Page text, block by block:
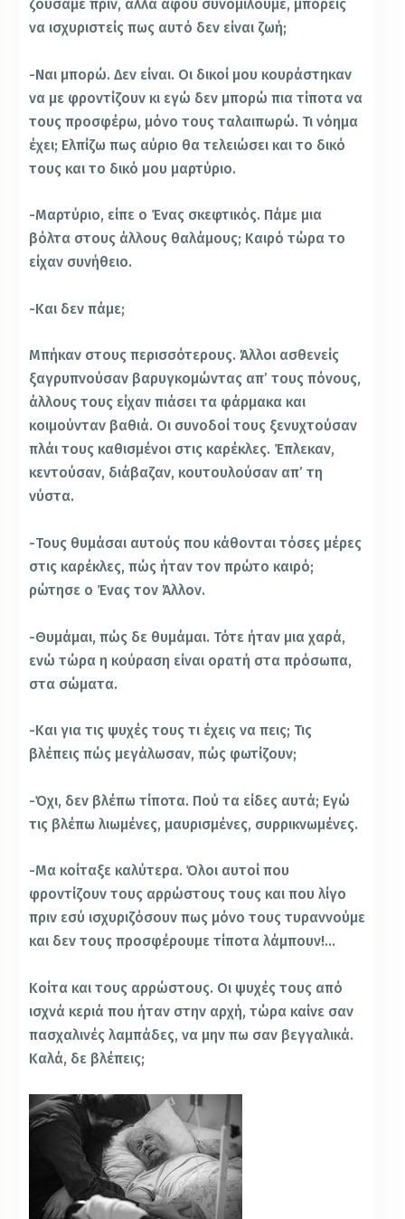
ζούσαμε πριν, αλλά αφού συνομιλούμε, μπορείς
να ισχυριστείς πως αυτό δεν είναι ζωή;
-Ναι μπορώ. Δεν είναι. Οι δικοί μου κουράστηκαν
να με φροντίζουν κι εγώ δεν μπορώ πια τίποτα να
τους προσφέρω, μόνο τους ταλαιπωρώ. Τι νόημα
έχει; Ελπίζω πως αύριο θα τελειώσει και το δικό
τους και το δικό μου μαρτύριο.
-Μαρτύριο, είπε ο Ένας σκεφτικός. Πάμε μια
βόλτα στους άλλους θαλάμους; Καιρό τώρα το
είχαν συνήθειο.
-Και δεν πάμε;
Μπήκαν στους περισσότερους. Άλλοι ασθενείς
ξαγρυπνούσαν βαρυγκομώντας απ’ τους πόνους,
άλλους τους είχαν πιάσει τα φάρμακα και
κοιμούνταν βαθιά. Οι συνοδοί τους ξενυχτούσαν
πλάι τους καθισμένοι στις καρέκλες. Έπλεκαν,
κεντούσαν, διάβαζαν, κουτουλούσαν απ’ τη
νύστα.
-Τους θυμάσαι αυτούς που κάθονται τόσες μέρες
στις καρέκλες, πώς ήταν τον πρώτο καιρό;
ρώτησε ο Ένας τον Άλλον.
-Θυμάμαι, πώς δε θυμάμαι. Τότε ήταν μια χαρά,
ενώ τώρα η κούραση είναι ορατή στα πρόσωπα,
στα σώματα.
-Και για τις ψυχές τους τι έχεις να πεις; Τις
βλέπεις πώς μεγάλωσαν, πώς φωτίζουν;
-Όχι, δεν βλέπω τίποτα. Πού τα είδες αυτά; Εγώ
τις βλέπω λιωμένες, μαυρισμένες, συρρικνωμένες.
-Μα κοίταξε καλύτερα. Όλοι αυτοί που
φροντίζουν τους αρρώστους τους και που λίγο
πριν εσύ ισχυριζόσουν πως μόνο τους τυραννούμε
και δεν τους προσφέρουμε τίποτα λάμπουν!…
Κοίτα και τους αρρώστους. Οι ψυχές τους από
ισχνά κεριά που ήταν στην αρχή, τώρα καίνε σαν
πασχαλινές λαμπάδες, να μην πω σαν βεγγαλικά.
Καλά, δε βλέπεις;